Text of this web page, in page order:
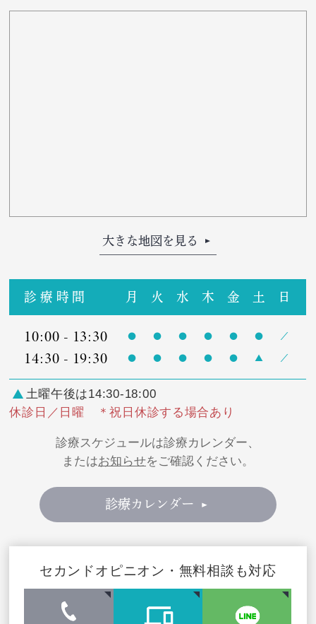
大きな地図を見る
診療時間 月 火 水 木 金 土 日
10:00 - 13:30
14:30 - 19:30
土曜午後は14:30-18:00
休診日／日曜 ＊祝日休診する場合あり
診療スケジュールは診療カレンダー、
またはお知らせをご確認ください。
診療カレンダー
セカンドオピニオン・無料相談も対応